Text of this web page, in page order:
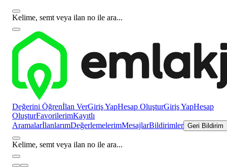
Kelime, semt veya ilan no ile ara...
Değerini Öğrenİlan VerGiriş YapHesap OluşturGiriş YapHesap
OluşturFavorilerimKayıtlı
AramalarİlanlarımDeğerlemelerimMesajlarBildirimler Geri Bildirim
Kelime, semt veya ilan no ile ara...